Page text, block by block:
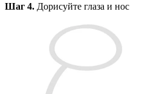
Шаг 4. Дорисуйте глаза и нос